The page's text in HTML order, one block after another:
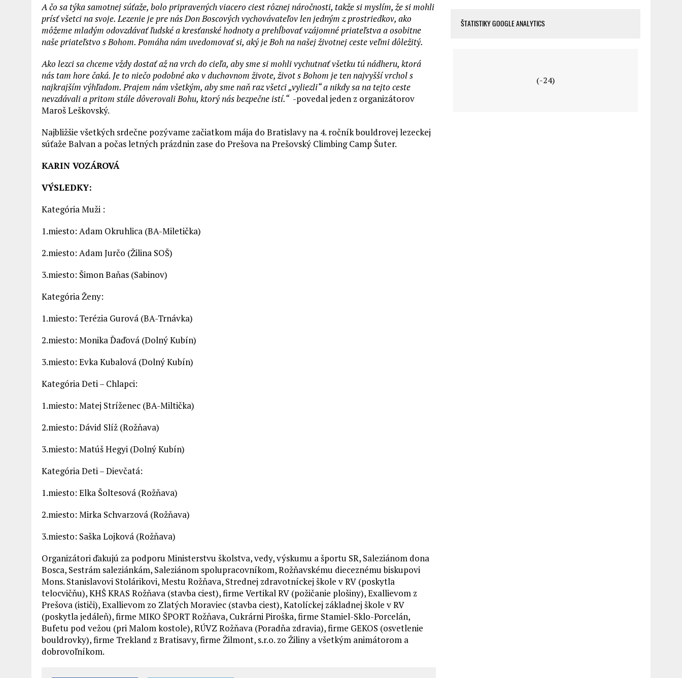
A čo sa týka samotnej súťaže, bolo pripravených viacero ciest rôznej náročnosti, takže si myslím, že si mohli
prísť všetci na svoje. Lezenie je pre nás Don Boscových vychovávateľov len jedným z prostriedkov, ako
môžeme mladým odovzdávať ľudské a kresťanské hodnoty a prehĺbovať vzájomné priateľstva a osobitne
naše priateľstvo s Bohom. Pomáha nám uvedomovať si, aký je Boh na našej životnej ceste veľmi dôležitý.
Ako lezci sa chceme vždy dostať až na vrch do cieľa, aby sme si mohli vychutnať všetku tú nádheru, ktorá
nás tam hore čaká. Je to niečo podobné ako v duchovnom živote, život s Bohom je ten najvyšší vrchol s
najkrajším výhľadom. Prajem nám všetkým, aby sme naň raz všetci „vyliezli“ a nikdy sa na tejto ceste
nevzdávali a pritom stále dôverovali Bohu, ktorý nás bezpečne istí.“-povedal jeden z organizátorov
Maroš Leškovský.
Najbližšie všetkých srdečne pozývame začiatkom mája do Bratislavy na 4. ročník bouldrovej lezeckej
súťaže Balvan a počas letných prázdnin zase do Prešova na Prešovský Climbing Camp Šuter.
KARIN VOZÁROVÁ
VÝSLEDKY:
Kategória Muži :
1.miesto: Adam Okruhlica (BA-Miletička)
2.miesto: Adam Jurčo (Žilina SOŠ)
3.miesto: Šimon Baňas (Sabinov)
Kategória Ženy:
1.miesto: Terézia Gurová (BA-Trnávka)
2.miesto: Monika Ďaďová (Dolný Kubín)
3.miesto: Evka Kubalová (Dolný Kubín)
Kategória Deti – Chlapci:
1.miesto: Matej Stríženec (BA-Miltička)
2.miesto: Dávid Slíž (Rožňava)
3.miesto: Matúš Hegyi (Dolný Kubín)
Kategória Deti – Dievčatá:
1.miesto: Elka Šoltesová (Rožňava)
2.miesto: Mirka Schvarzová (Rožňava)
3.miesto: Saška Lojková (Rožňava)
Organizátori ďakujú za podporu Ministerstvu školstva, vedy, výskumu a športu SR, Saleziánom dona
Bosca, Sestrám saleziánkám, Saleziánom spolupracovníkom, Rožňavskému dieceznému biskupovi
Mons. Stanislavovi Stolárikovi, Mestu Rožňava, Strednej zdravotníckej škole v RV (poskytla
telocvičňu), KHŠ KRAS Rožňava (stavba ciest), firme Vertikal RV (požičanie plošiny), Exallievom z
Prešova (ističi), Exallievom zo Zlatých Moraviec (stavba ciest), Katolíckej základnej škole v RV
(poskytla jedáleň), firme MIKO ŠPORT Rožňava, Cukrárni Piroška, firme Stamiel-Sklo-Porcelán,
Bufetu pod vežou (pri Malom kostole), RÚVZ Rožňava (Poradňa zdravia), firme GEKOS (osvetlenie
bouldrovky), firme Trekland z Bratisavy, firme Žilmont, s.r.o. zo Žiliny a všetkým animátorom a
dobrovoľníkom.
ŠTATISTIKY GOOGLE ANALYTICS
(-24)